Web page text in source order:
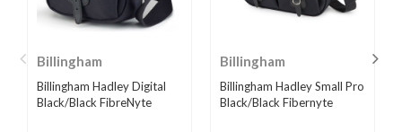
Billingham
Billingham Hadley Digital
Black/Black FibreNyte
Billingham
Billingham Hadley Small Pro
Black/Black Fibernyte